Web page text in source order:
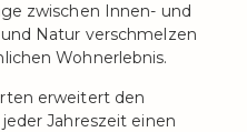
zwischen Innen- und
Natur verschmelzen
Wohnerlebnis.
erweitert den
Jahreszeit einen